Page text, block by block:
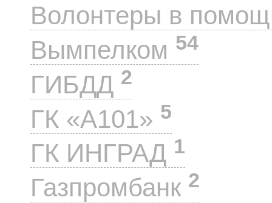
Волонтеры в
Вымпелком 54
ГИБДД 2
ГК «А101» 5
ГК ИНГРАД 1
Газпромбанк 2